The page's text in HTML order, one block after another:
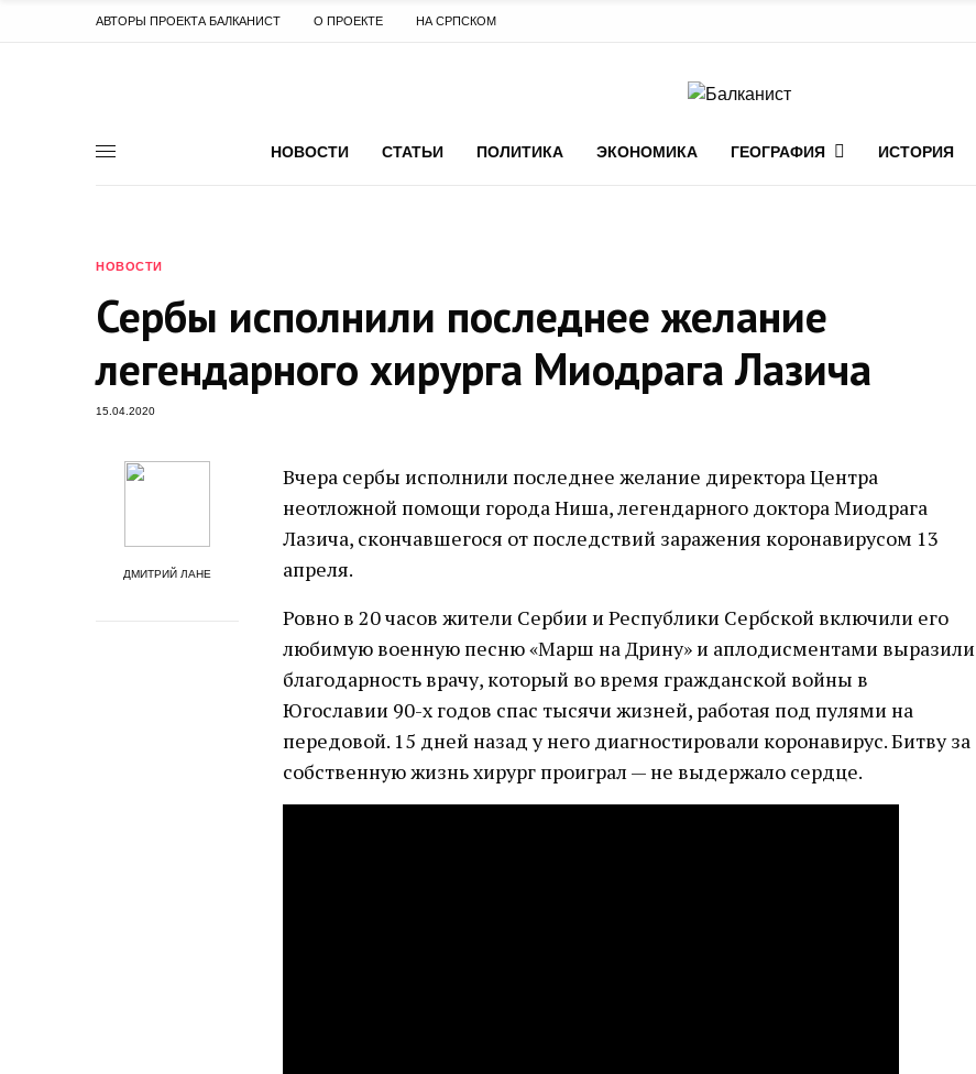
АВТОРЫ ПРОЕКТА БАЛКАНИСТ О ПРОЕКТЕ НА СРПСКОМ
НОВОСТИ СТАТЬИ ПОЛИТИКА ЭКОНОМИКА ГЕОГРАФИЯ ИСТОРИЯ
НОВОСТИ
Сербы исполнили последнее желание
легендарного хирурга Миодрага Лазича
15.04.2020
ДМИТРИЙ ЛАНЕ
Вчера сербы исполнили последнее желание директора Центра
неотложной помощи города Ниша, легендарного доктора Миодрага
Лазича, скончавшегося от последствий заражения коронавирусом 13
апреля.
Ровно в 20 часов жители Сербии и Республики Сербской включили его
любимую военную песню «Марш на Дрину» и аплодисментами выразили
благодарность врачу, который во время гражданской войны в
Югославии 90-х годов спас тысячи жизней, работая под пулями на
передовой. 15 дней назад у него диагностировали коронавирус. Битву за
собственную жизнь хирург проиграл — не выдержало сердце.